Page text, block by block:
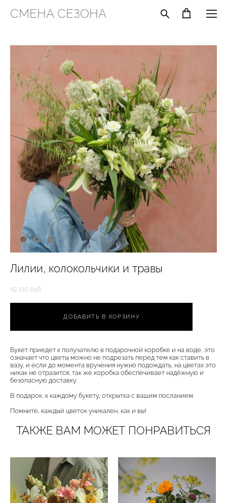
СМЕНА СЕЗОНА
Лилии, колокольчики и травы
19 210 pуб.
ДОБАВИТЬ В КОРЗИНУ
Букет приедет к получателю в подарочной коробке и на воде, это
означает что цветы можно не подрезать перед тем как ставить в
вазу, и если до момента вручения нужно подождать, на цветах это
никак не отразится, так же коробка обеспечивает надёжную и
безопасную доставку.
В подарок, к каждому букету, открытка с вашим посланием.
Помните, каждый цветок уникален, как и вы!
ТАКЖЕ ВАМ МОЖЕТ ПОНРАВИТЬСЯ